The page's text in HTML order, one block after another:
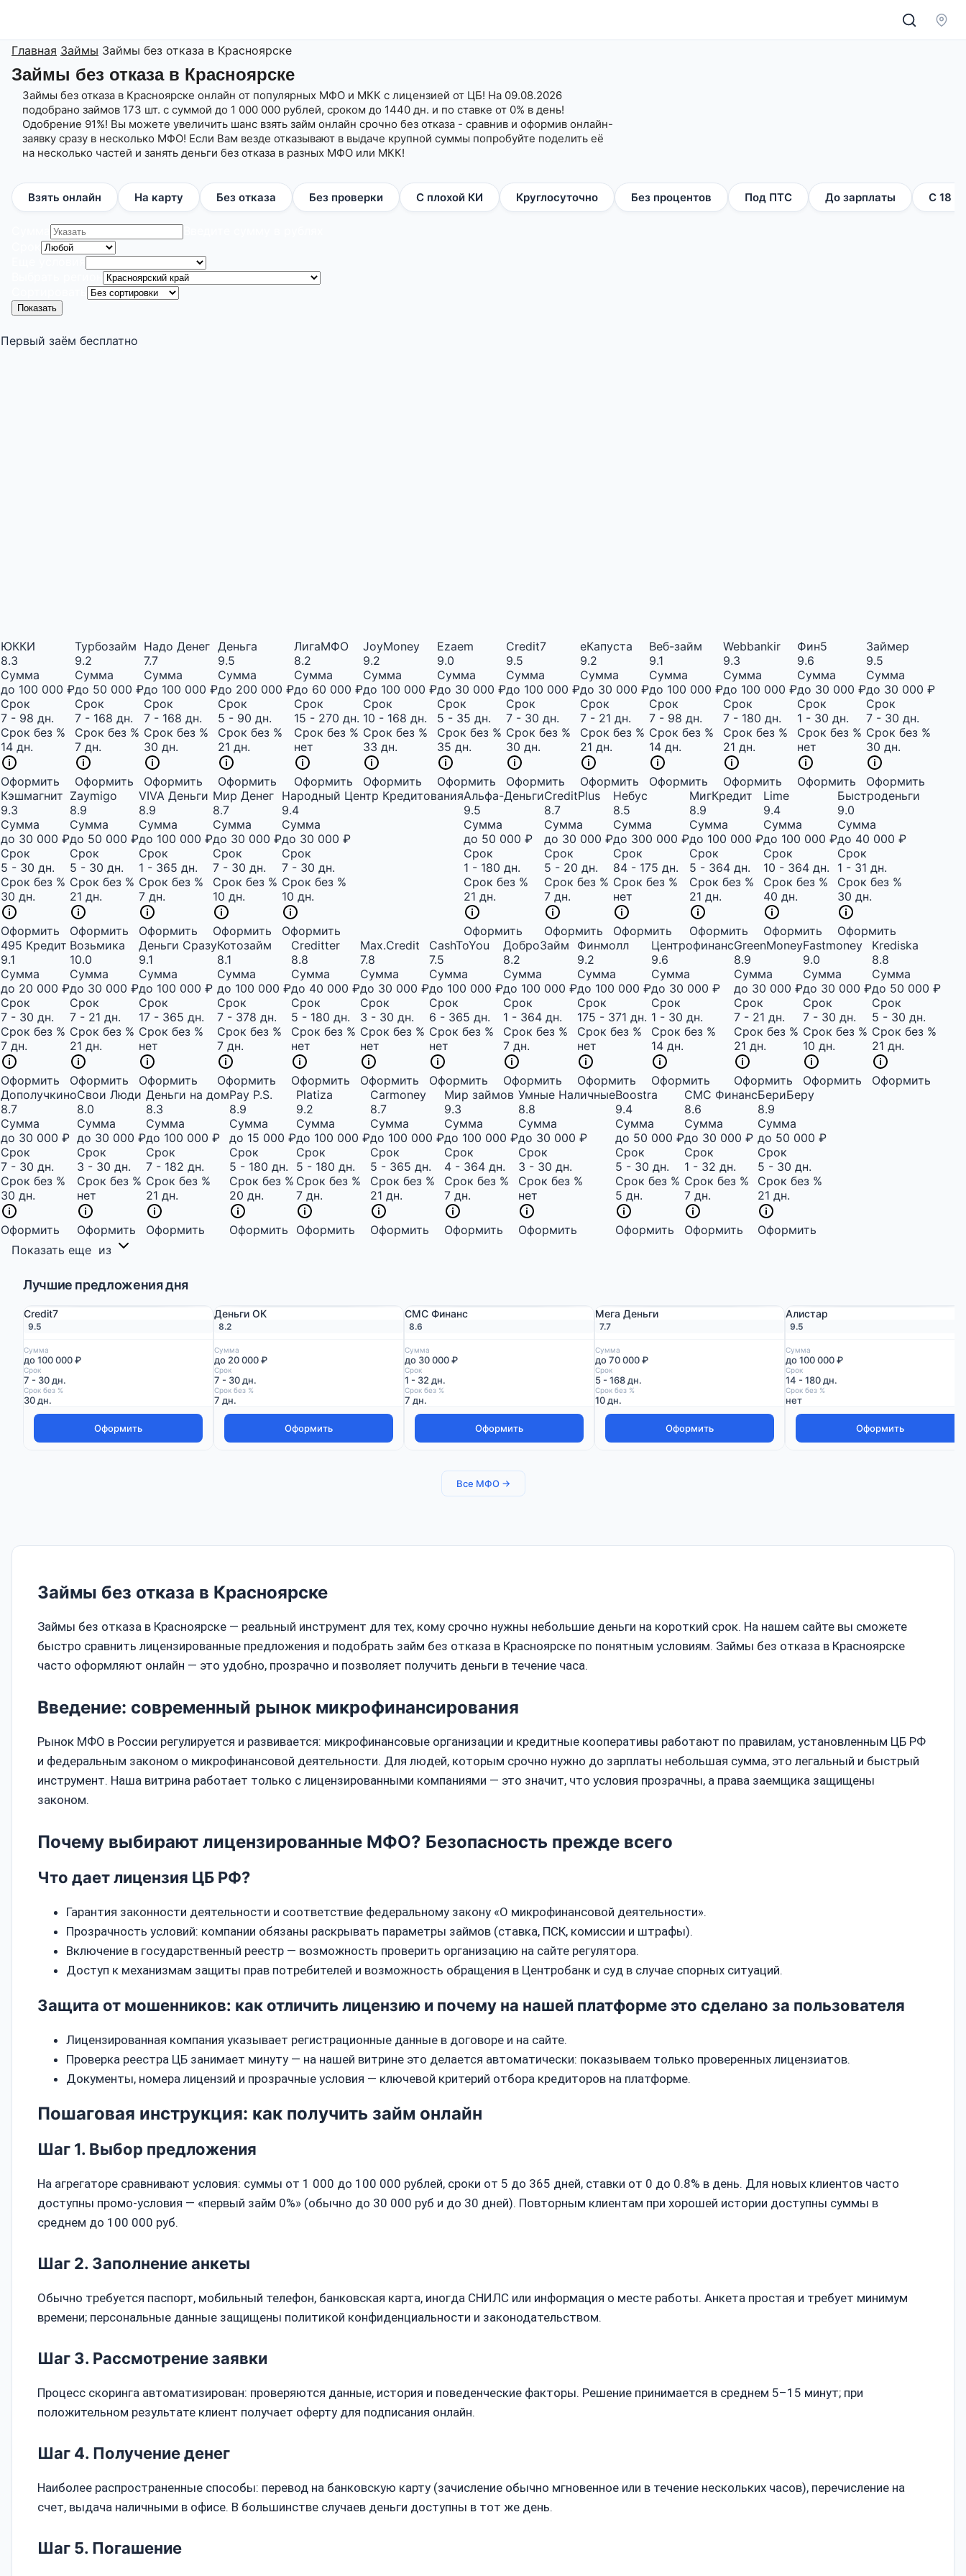
Главная Займы Займы без отказа в Красноярске
Займы без отказа в Красноярске
Займы без отказа в Красноярске онлайн от популярных МФО и МКК с лицензией от ЦБ! На 09.08.2026
подобрано займов 173 шт. с суммой до 1 000 000 рублей, сроком до 1440 дн. и по ставке от 0% в день!
Одобрение 91%! Вы можете увеличить шанс взять займ онлайн срочно без отказа - сравнив и оформив онлайн-
заявку сразу в несколько МФО! Если Вам везде отказывают в выдаче крупной суммы попробуйте поделить её
на несколько частей и занять деньги без отказа в разных МФО или МКК!
Взять онлайн На карту Без отказа Без проверки С плохой КИ Круглосуточно Без процентов Под ПТС До зарплаты С 18
Показать
Первый заём бесплатно
ЮККИ
8.3
Сумма
до 100 000 ₽
Срок
7 - 98 дн.
Срок без %
14 дн.
Оформить
Турбозайм
9.2
Сумма
до 50 000 ₽
Срок
7 - 168 дн.
Срок без %
7 дн.
Оформить
Надо Денег
7.7
Сумма
до 100 000 ₽
Срок
7 - 168 дн.
Срок без %
30 дн.
Оформить
Деньга
9.5
Сумма
до 200 000 ₽
Срок
5 - 90 дн.
Срок без %
21 дн.
Оформить
ЛигаМФО
8.2
Сумма
до 60 000 ₽
Срок
15 - 270 дн.
Срок без %
нет
Оформить
JoyMoney
9.2
Сумма
до 100 000 ₽
Срок
10 - 168 дн.
Срок без %
33 дн.
Оформить
Ezaem
9.0
Сумма
до 30 000 ₽
Срок
5 - 35 дн.
Срок без %
35 дн.
Оформить
Credit7
9.5
Сумма
до 100 000 ₽
Срок
7 - 30 дн.
Срок без %
30 дн.
Оформить
еКапуста
9.2
Сумма
до 30 000 ₽
Срок
7 - 21 дн.
Срок без %
21 дн.
Оформить
Веб-займ
9.1
Сумма
до 100 000 ₽
Срок
7 - 98 дн.
Срок без %
14 дн.
Оформить
Webbankir
9.3
Сумма
до 100 000 ₽
Срок
7 - 180 дн.
Срок без %
21 дн.
Оформить
Фин5
9.6
Сумма
до 30 000 ₽
Срок
1 - 30 дн.
Срок без %
нет
Оформить
Займер
9.5
Сумма
до 30 000 ₽
Срок
7 - 30 дн.
Срок без %
30 дн.
Оформить
Кэшмагнит
9.3
Сумма
до 30 000 ₽
Срок
5 - 30 дн.
Срок без %
30 дн.
Оформить
Zaymigo
8.9
Сумма
до 50 000 ₽
Срок
5 - 30 дн.
Срок без %
21 дн.
Оформить
VIVA Деньги
8.9
Сумма
до 100 000 ₽
Срок
1 - 365 дн.
Срок без %
7 дн.
Оформить
Мир Денег
8.7
Сумма
до 30 000 ₽
Срок
7 - 30 дн.
Срок без %
10 дн.
Оформить
Народный Центр Кредитования
9.4
Сумма
до 30 000 ₽
Срок
7 - 30 дн.
Срок без %
10 дн.
Оформить
Альфа-Деньги
9.5
Сумма
до 50 000 ₽
Срок
1 - 180 дн.
Срок без %
21 дн.
Оформить
CreditPlus
8.7
Сумма
до 30 000 ₽
Срок
5 - 20 дн.
Срок без %
7 дн.
Оформить
Небус
8.5
Сумма
до 300 000 ₽
Срок
84 - 175 дн.
Срок без %
нет
Оформить
МигКредит
8.9
Сумма
до 100 000 ₽
Срок
5 - 364 дн.
Срок без %
21 дн.
Оформить
Lime
9.4
Сумма
до 100 000 ₽
Срок
10 - 364 дн.
Срок без %
40 дн.
Оформить
Быстроденьги
9.0
Сумма
до 40 000 ₽
Срок
1 - 31 дн.
Срок без %
30 дн.
Оформить
495 Кредит
9.1
Сумма
до 20 000 ₽
Срок
7 - 30 дн.
Срок без %
7 дн.
Оформить
Возьмика
10.0
Сумма
до 30 000 ₽
Срок
7 - 21 дн.
Срок без %
21 дн.
Оформить
Деньги Сразу
9.1
Сумма
до 100 000 ₽
Срок
17 - 365 дн.
Срок без %
нет
Оформить
Котозайм
8.1
Сумма
до 100 000 ₽
Срок
7 - 378 дн.
Срок без %
7 дн.
Оформить
Creditter
8.8
Сумма
до 40 000 ₽
Срок
5 - 180 дн.
Срок без %
нет
Оформить
Max.Credit
7.8
Сумма
до 30 000 ₽
Срок
3 - 30 дн.
Срок без %
нет
Оформить
CashToYou
7.5
Сумма
до 100 000 ₽
Срок
6 - 365 дн.
Срок без %
нет
Оформить
ДоброЗайм
8.2
Сумма
до 100 000 ₽
Срок
1 - 364 дн.
Срок без %
7 дн.
Оформить
Финмолл
9.2
Сумма
до 100 000 ₽
Срок
175 - 371 дн.
Срок без %
нет
Оформить
Центрофинанс
9.6
Сумма
до 30 000 ₽
Срок
1 - 30 дн.
Срок без %
14 дн.
Оформить
GreenMoney
8.9
Сумма
до 30 000 ₽
Срок
7 - 21 дн.
Срок без %
21 дн.
Оформить
Fastmoney
9.0
Сумма
до 30 000 ₽
Срок
7 - 30 дн.
Срок без %
10 дн.
Оформить
Krediska
8.8
Сумма
до 50 000 ₽
Срок
5 - 30 дн.
Срок без %
21 дн.
Оформить
Дополучкино
8.7
Сумма
до 30 000 ₽
Срок
7 - 30 дн.
Срок без %
30 дн.
Оформить
Свои Люди
8.0
Сумма
до 30 000 ₽
Срок
3 - 30 дн.
Срок без %
нет
Оформить
Деньги на дом
8.3
Сумма
до 100 000 ₽
Срок
7 - 182 дн.
Срок без %
21 дн.
Оформить
Pay P.S.
8.9
Сумма
до 15 000 ₽
Срок
5 - 180 дн.
Срок без %
20 дн.
Оформить
Platiza
9.2
Сумма
до 100 000 ₽
Срок
5 - 180 дн.
Срок без %
7 дн.
Оформить
Carmoney
8.7
Сумма
до 100 000 ₽
Срок
5 - 365 дн.
Срок без %
21 дн.
Оформить
Мир займов
9.3
Сумма
до 100 000 ₽
Срок
4 - 364 дн.
Срок без %
7 дн.
Оформить
Умные Наличные
8.8
Сумма
до 30 000 ₽
Срок
3 - 30 дн.
Срок без %
нет
Оформить
Boostra
9.4
Сумма
до 50 000 ₽
Срок
5 - 30 дн.
Срок без %
5 дн.
Оформить
СМС Финанс
8.6
Сумма
до 30 000 ₽
Срок
1 - 32 дн.
Срок без %
7 дн.
Оформить
БериБеру
8.9
Сумма
до 50 000 ₽
Срок
5 - 30 дн.
Срок без %
21 дн.
Оформить
Показать еще из
Лучшие предложения дня
Credit7
9.5
Сумма
до 100 000 ₽
Срок
7 - 30 дн.
Срок без %
30 дн.
Оформить
Деньги ОК
8.2
Сумма
до 20 000 ₽
Срок
7 - 30 дн.
Срок без %
7 дн.
Оформить
СМС Финанс
8.6
Сумма
до 30 000 ₽
Срок
1 - 32 дн.
Срок без %
7 дн.
Оформить
Мега Деньги
7.7
Сумма
до 70 000 ₽
Срок
5 - 168 дн.
Срок без %
10 дн.
Оформить
Алистар
9.5
Сумма
до 100 000 ₽
Срок
14 - 180 дн.
Срок без %
нет
Оформить
Все МФО →
Займы без отказа в Красноярске
Займы без отказа в Красноярске — реальный инструмент для тех, кому срочно нужны небольшие деньги на короткий срок. На нашем сайте вы сможете
быстро сравнить лицензированные предложения и подобрать займ без отказа в Красноярске по понятным условиям. Займы без отказа в Красноярске
часто оформляют онлайн — это удобно, прозрачно и позволяет получить деньги в течение часа.
Введение: современный рынок микрофинансирования
Рынок МФО в России регулируется и развивается: микрофинансовые организации и кредитные кооперативы работают по правилам, установленным ЦБ РФ
и федеральным законом о микрофинансовой деятельности. Для людей, которым срочно нужно до зарплаты небольшая сумма, это легальный и быстрый
инструмент. Наша витрина работает только с лицензированными компаниями — это значит, что условия прозрачны, а права заемщика защищены
законом.
Почему выбирают лицензированные МФО? Безопасность прежде всего
Что дает лицензия ЦБ РФ?
Гарантия законности деятельности и соответствие федеральному закону «О микрофинансовой деятельности».
Прозрачность условий: компании обязаны раскрывать параметры займов (ставка, ПСК, комиссии и штрафы).
Включение в государственный реестр — возможность проверить организацию на сайте регулятора.
Доступ к механизмам защиты прав потребителей и возможность обращения в Центробанк и суд в случае спорных ситуаций.
Защита от мошенников: как отличить лицензию и почему на нашей платформе это сделано за пользователя
Лицензированная компания указывает регистрационные данные в договоре и на сайте.
Проверка реестра ЦБ занимает минуту — на нашей витрине это делается автоматически: показываем только проверенных лицензиатов.
Документы, номера лицензий и прозрачные условия — ключевой критерий отбора кредиторов на платформе.
Пошаговая инструкция: как получить займ онлайн
Шаг 1. Выбор предложения
На агрегаторе сравнивают условия: суммы от 1 000 до 100 000 рублей, сроки от 5 до 365 дней, ставки от 0 до 0.8% в день. Для новых клиентов часто
доступны промо‑условия — «первый займ 0%» (обычно до 30 000 руб и до 30 дней). Повторным клиентам при хорошей истории доступны суммы в
среднем до 100 000 руб.
Шаг 2. Заполнение анкеты
Обычно требуется паспорт, мобильный телефон, банковская карта, иногда СНИЛС или информация о месте работы. Анкета простая и требует минимум
времени; персональные данные защищены политикой конфиденциальности и законодательством.
Шаг 3. Рассмотрение заявки
Процесс скоринга автоматизирован: проверяются данные, история и поведенческие факторы. Решение принимается в среднем 5–15 минут; при
положительном результате клиент получает оферту для подписания онлайн.
Шаг 4. Получение денег
Наиболее распространенные способы: перевод на банковскую карту (зачисление обычно мгновенное или в течение нескольких часов), перечисление на
счет, выдача наличными в офисе. В большинстве случаев деньги доступны в тот же день.
Шаг 5. Погашение